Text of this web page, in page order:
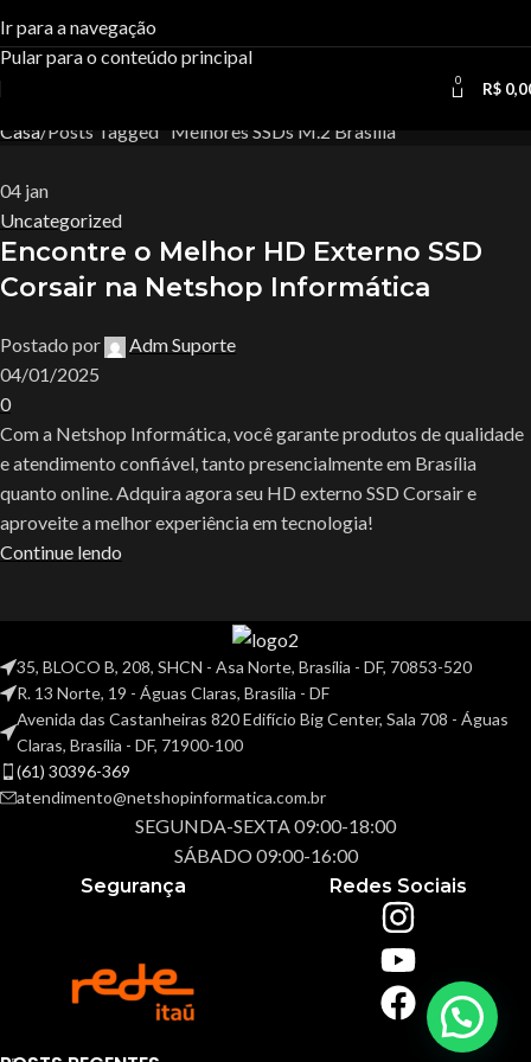
Ir para a navegação
Pular para o conteúdo principal
0 R$
Tag Archives:Melhores SSDs
M.2 Brasília
Casa Posts Tagged "Melhores SSDs M.2 Brasília"
04 jan
Uncategorized
Encontre o Melhor HD Externo SSD
Corsair na Netshop Informática
Postado por
Adm Suporte
04/01/2025
0
Com a Netshop Informática, você garante produtos de qualidade
e atendimento confiável, tanto presencialmente em Brasília
quanto online. Adquira agora seu HD externo SSD Corsair e
aproveite a melhor experiência em tecnologia!
Continue lendo
35, BLOCO B, 208, SHCN - Asa Norte, Brasília - DF, 70853-520
R. 13 Norte, 19 - Águas Claras, Brasília - DF
Avenida das Castanheiras 820 Edifício Big Center, Sala 708 - Águas
Claras, Brasília - DF, 71900-100
(61) 30396-369
atendimento@netshopinformatica.com.br
SEGUNDA-SEXTA 09:00-18:00
SÁBADO 09:00-16:00
Segurança
Redes Sociais